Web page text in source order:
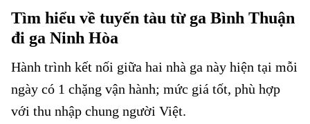
Tìm hiểu về tuyến tàu từ ga Bình Thuận
đi ga Ninh Hòa
Hành trình kết nối giữa hai nhà ga này hiện tại mỗi
ngày có 1 chặng vận hành; mức giá tốt, phù hợp
với thu nhập chung người Việt.